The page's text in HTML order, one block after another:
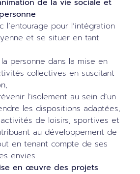
de la vie sociale et
l’entourage pour l’intégration
et se situer en tant
personne dans la mise en
collectives en suscitant
l’isolement au sein d’un
les dispositions adaptées,
de loisirs, sportives et
au développement de
en tenant compte de ses
envies.
en œuvre des projets